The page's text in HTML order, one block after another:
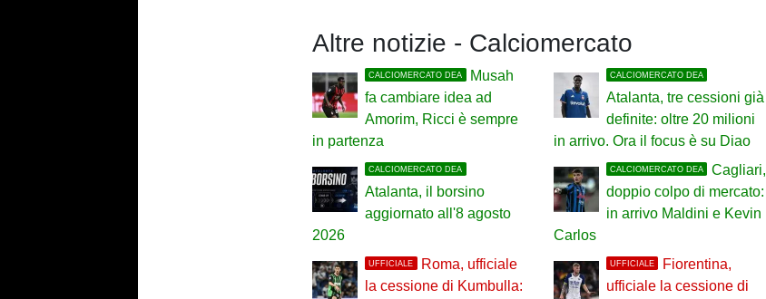
Altre notizie - Calciomercato
CALCIOMERCATO DEA
Musah
fa cambiare idea ad
Amorim, Ricci è sempre
in partenza
CALCIOMERCATO DEA
Atalanta, tre cessioni già
definite: oltre 20 milioni
in arrivo. Ora il focus è su Diao
CALCIOMERCATO DEA
Atalanta, il borsino
aggiornato all'8 agosto
2026
CALCIOMERCATO DEA
Cagliari,
doppio colpo di mercato:
in arrivo Maldini e Kevin
Carlos
UFFICIALE
Roma, ufficiale
la cessione di Kumbulla:
UFFICIALE
Fiorentina,
ufficiale la cessione di